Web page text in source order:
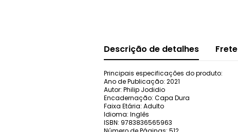
Descrição de detalhes Frete
Principais especificações do produto:
Ano de Publicação: 2021
Autor: Philip Jodidio
Encadernação: Capa Dura
Faixa Etária: Adulto
Idioma: Inglês
ISBN: 9783836565963